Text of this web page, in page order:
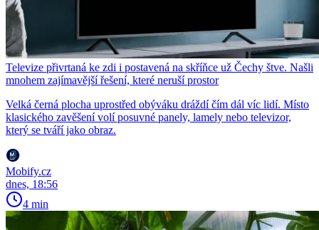
Televize přivrtaná ke zdi i postavená na skříňce už Čechy štve. Našli
mnohem zajímavější řešení, které neruší prostor
Velká černá plocha uprostřed obýváku dráždí čím dál víc lidí. Místo
klasického zavěšení volí posuvné panely, lamely nebo televizor,
který se tváří jako obraz.
Mobify.cz
dnes, 18:56
4 min